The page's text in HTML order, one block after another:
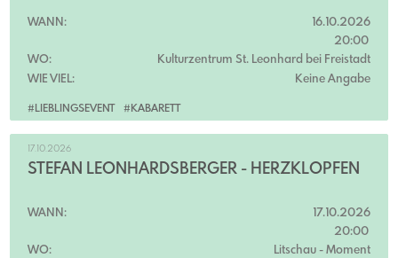
#LIEBLINGSEVENT #KABARETT
WANN:
16.10.2026
20:00
WO:
Kulturzentrum St. Leonhard bei Freistadt
WIE VIEL:
Keine Angabe
17.10.2026
STEFAN LEONHARDSBERGER - HERZKLOPFEN
WANN:
17.10.2026
20:00
WO:
Litschau - Moment